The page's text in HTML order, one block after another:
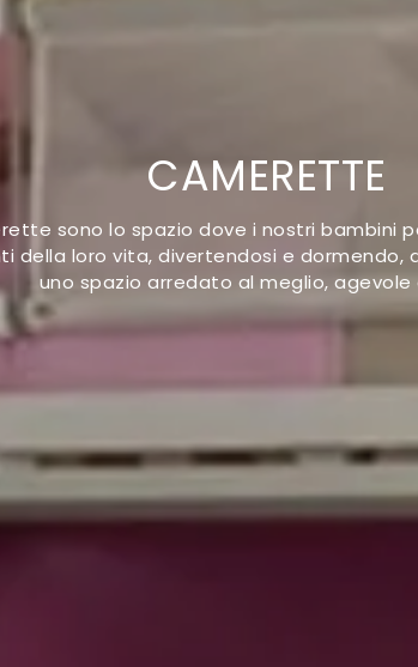
CAMERETTE
sono lo spazio dove i nostri bambini
della loro vita, divertendosi e dormendo,
uno spazio arredato al meglio, agevole